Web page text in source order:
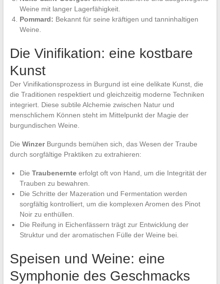
Weine mit langer Lagerfähigkeit.
Pommard: Bekannt für seine kräftigen und tanninhaltigen
Weine.
Die Vinifikation: eine kostbare
Kunst
Der Vinifikationsprozess in Burgund ist eine delikate Kunst, die
die Traditionen respektiert und gleichzeitig moderne Techniken
integriert. Diese subtile Alchemie zwischen Natur und
menschlichem Können steht im Mittelpunkt der Magie der
burgundischen Weine.
Die WinzerBurgunds bemühen sich, das Wesen der Traube
durch sorgfältige Praktiken zu extrahieren:
Die Traubenernteerfolgt oft von Hand, um die Integrität der
Trauben zu bewahren.
Die Schritte der Mazeration und Fermentation werden
sorgfältig kontrolliert, um die komplexen Aromen des Pinot
Noir zu enthüllen.
Die Reifung in Eichenfässern trägt zur Entwicklung der
Struktur und der aromatischen Fülle der Weine bei.
Speisen und Weine: eine
Symphonie des Geschmacks